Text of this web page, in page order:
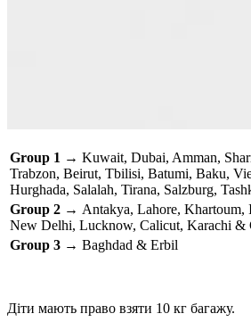
Group 1 → Kuwait, Dubai, Amman,
Trabzon, Beirut, Tbilisi, Batumi, Baku,
Hurghada, Salalah, Tirana, Salzburg,
Group 2 → Antakya, Lahore, Khartoum,
New Delhi, Lucknow, Calicut, Karachi &
Group 3 → Baghdad & Erbil
Діти мають право взяти 10 кг багажу.